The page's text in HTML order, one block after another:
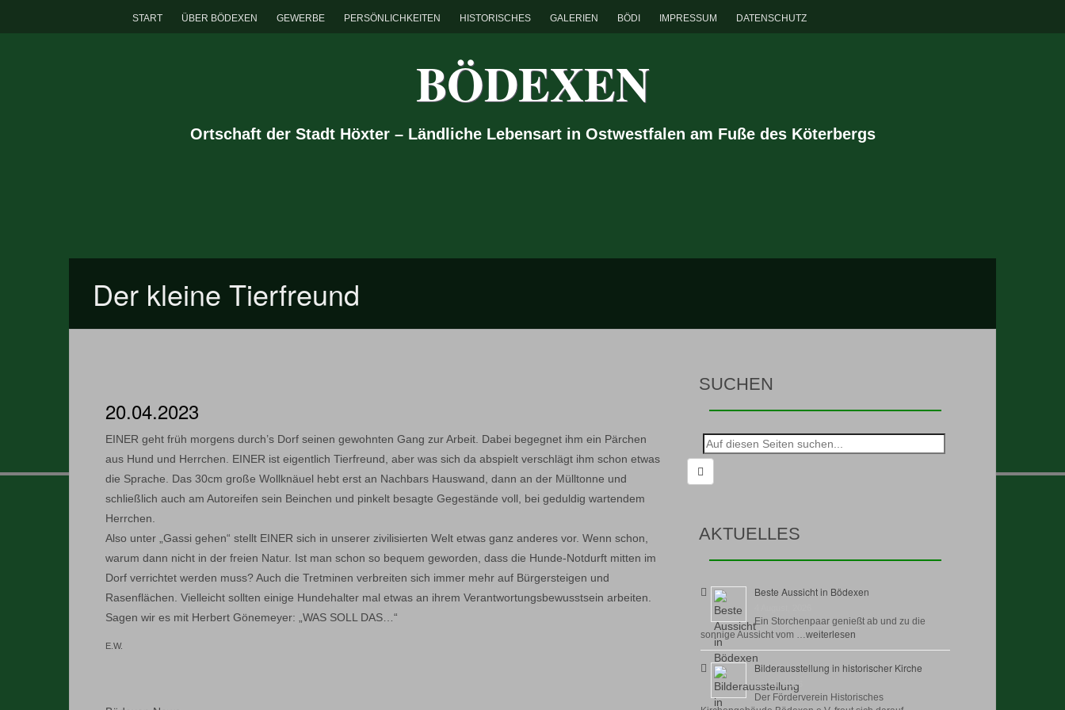
START ÜBER BÖDEXEN GEWERBE PERSÖNLICHKEITEN HISTORISCHES GALERIEN BÖDI IMPRESSUM DATENSCHUTZ
BÖDEXEN
Ortschaft der Stadt Höxter – Ländliche Lebensart in Ostwestfalen am Fuße des Köterbergs
Der kleine Tierfreund
20.04.2023
EINER geht früh morgens durch’s Dorf seinen gewohnten Gang zur Arbeit. Dabei begegnet ihm ein Pärchen
aus Hund und Herrchen. EINER ist eigentlich Tierfreund, aber was sich da abspielt verschlägt ihm schon etwas
die Sprache. Das 30cm große Wollknäuel hebt erst an Nachbars Hauswand, dann an der Mülltonne und
schließlich auch am Autoreifen sein Beinchen und pinkelt besagte Gegestände voll, bei geduldig wartendem
Herrchen.
Also unter „Gassi gehen“ stellt EINER sich in unserer zivilisierten Welt etwas ganz anderes vor. Wenn schon,
warum dann nicht in der freien Natur. Ist man schon so bequem geworden, dass die Hunde-Notdurft mitten im
Dorf verrichtet werden muss? Auch die Tretminen verbreiten sich immer mehr auf Bürgersteigen und
Rasenflächen. Vielleicht sollten einige Hundehalter mal etwas an ihrem Verantwortungsbewusstsein arbeiten.
Sagen wir es mit Herbert Gönemeyer: „WAS SOLL DAS…“
E.W.
SUCHEN
Suche
nach:
AKTUELLES
Beste Aussicht in Bödexen
Ein Storchenpaar genießt ab und zu die
sonnige Aussicht vom …weiterlesen
Bilderausstellung in historischer Kirche
30 Juli, 2026
Der Förderverein Historisches